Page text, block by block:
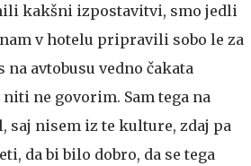
kakšni izpostavitvi, smo jedli
v hotelu pripravili sobo le za
na avtobusu vedno čakata
ne govorim. Sam tega na
saj nisem iz te kulture, zdaj pa
da bi bilo dobro, da se tega